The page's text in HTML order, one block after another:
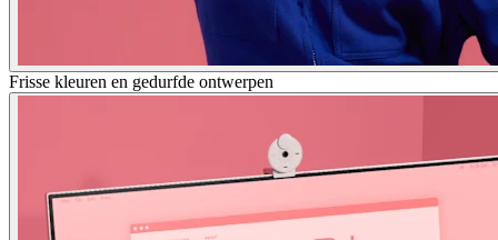
Frisse kleuren en gedurfde ontwerpen